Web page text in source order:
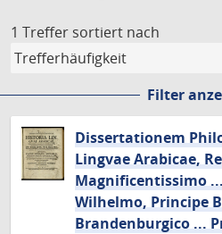
1 Treffer sortiert nach
Filter
Dissertationem
Lingvae Arabicae,
Magnificentissimo
Wilhelmo, Principe
Brandenburgico ...